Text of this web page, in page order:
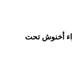
أخنوش تحت